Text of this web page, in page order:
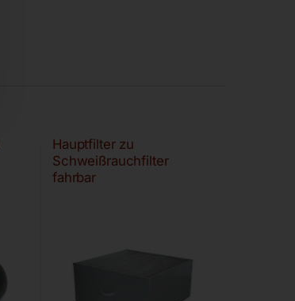
Hauptfilter zu
Schweißrauchfilter
fahrbar